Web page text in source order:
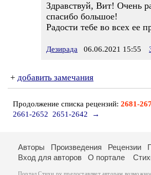
Здравствуй, Вит! Очень
спасибо большое!
Радости тебе во всех ее
Дезирада 06.06.2021 15:55
+ добавить замечания
Продолжение списка рецензий: 2681-
2661-2652
2651-2642 →
Авторы Произведения Рецензии
Вход для авторов
О портале
Портал Стихи.ру предоставляет авторам